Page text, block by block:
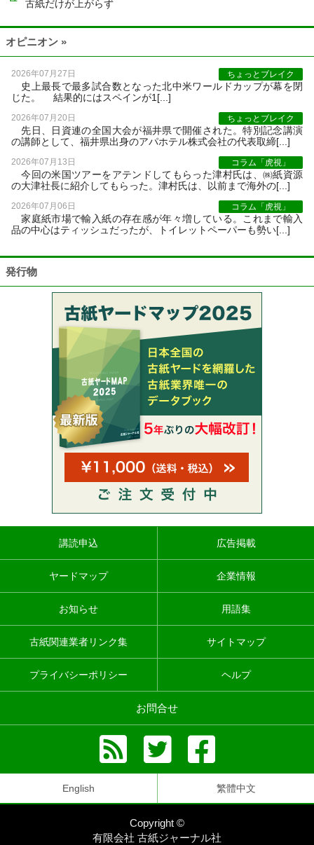
古紙だけが上がらず
オピニオン »
2026年07月27日 ちょっとブレイク
史上最長で最多試合数となった北中米ワールドカップが幕を閉
じた。 結果的にはスペインが1[...]
2026年07月20日 ちょっとブレイク
先日、日資連の全国大会が福井県で開催された。特別記念講演
の講師として、福井県出身のアパホテル株式会社の代表取締[...]
2026年07月13日 コラム「虎視」
今回の米国ツアーをアテンドしてもらった津村氏は、㈱紙資源
の大津社長に紹介してもらった。津村氏は、以前まで海外の[...]
2026年07月06日 コラム「虎視」
家庭紙市場で輸入紙の存在感が年々増している。これまで輸入
品の中心はティッシュだったが、トイレットペーパーも勢い[...]
発行物
講読申込 広告掲載
ヤードマップ 企業情報
お知らせ 用語集
古紙関連業者リンク集 サイトマップ
プライバシーポリシー ヘルプ
お問合せ
English 繁體中文
Copyright ©
有限会社 古紙ジャーナル社